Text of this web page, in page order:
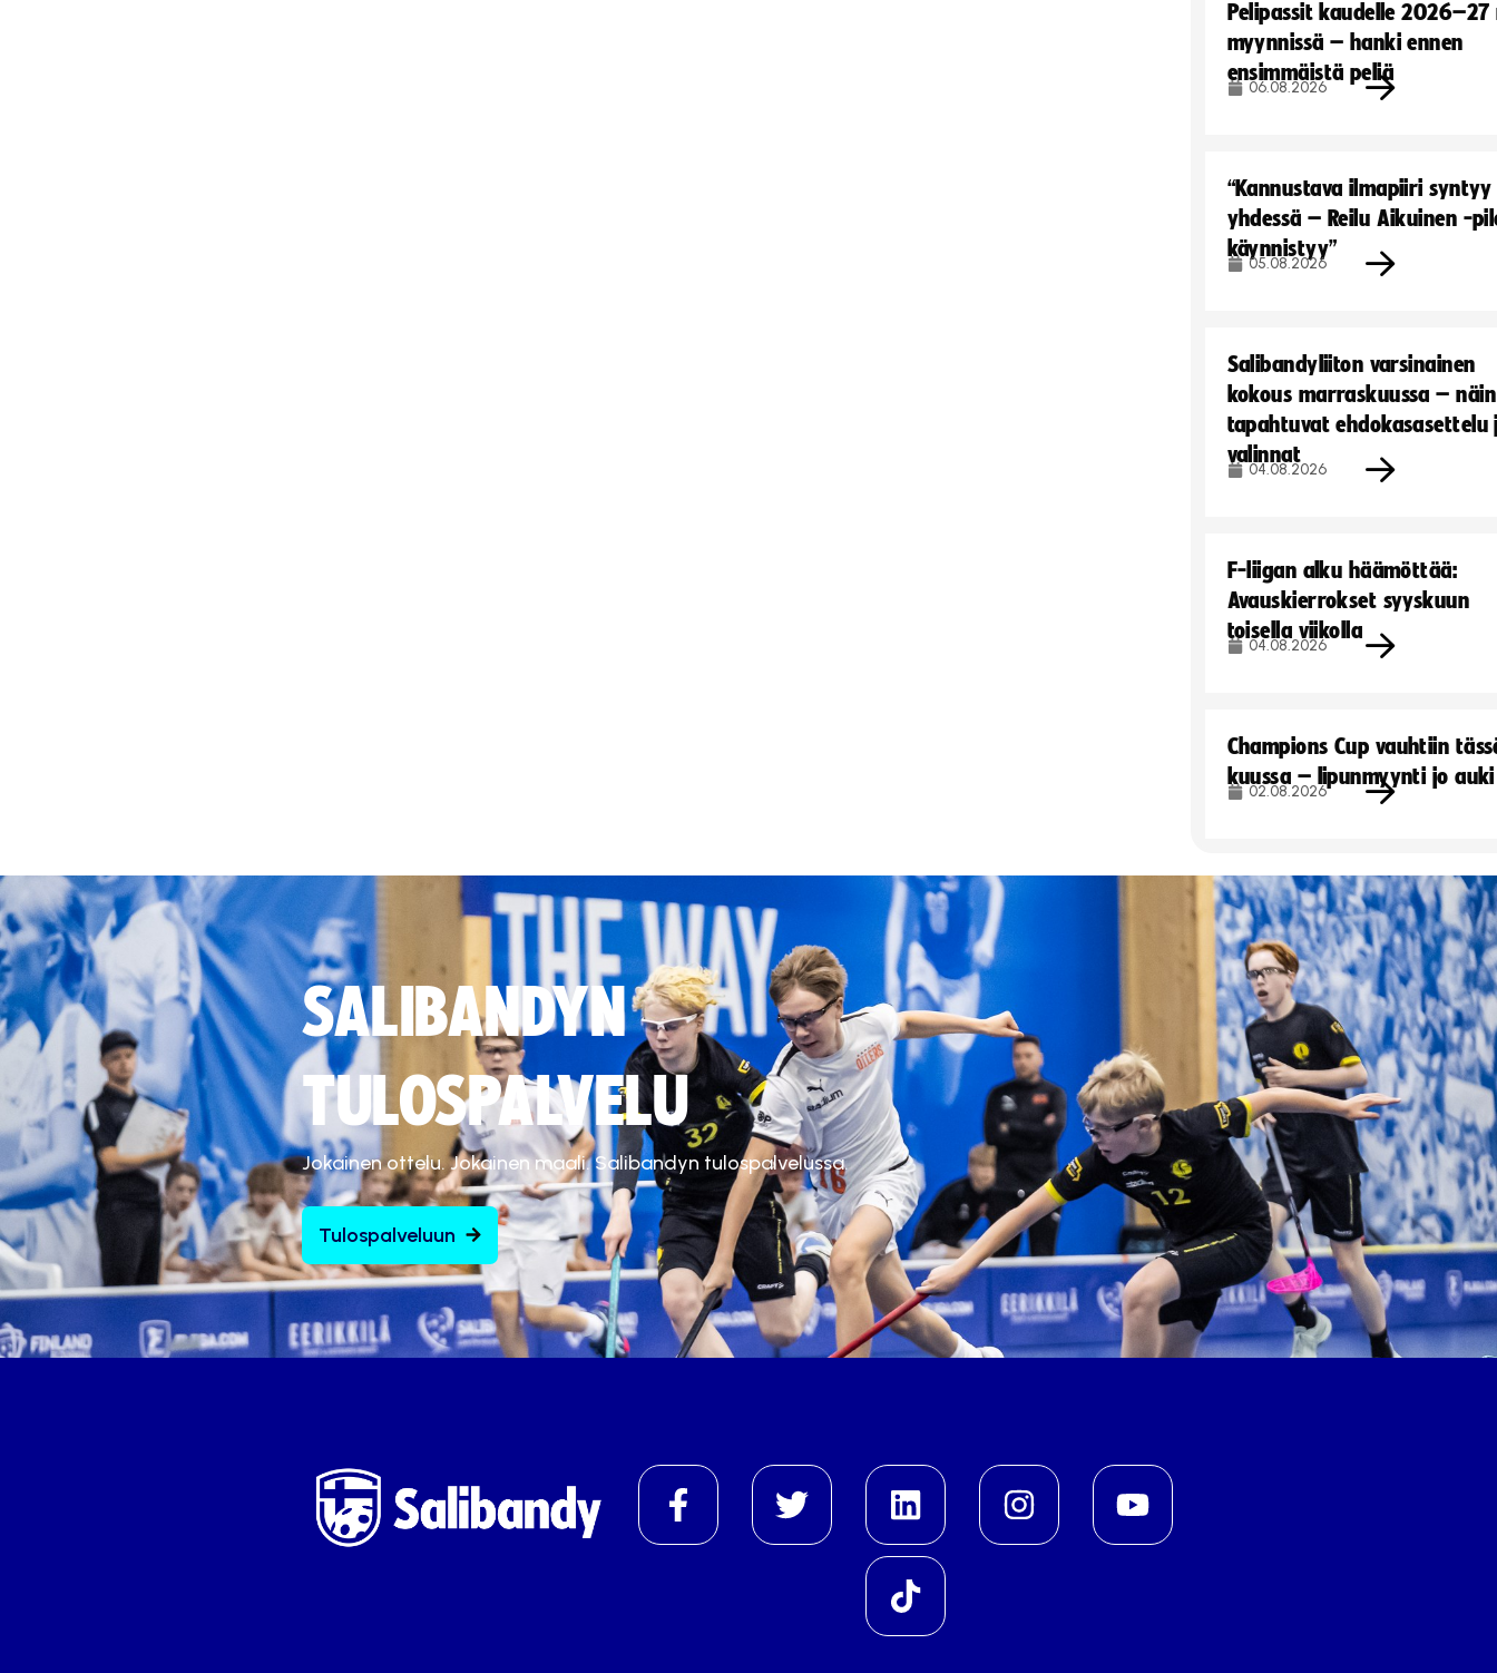
Pelipassit kaudelle
myynnissä – hanki ennen
ensimmäistä peliä
06.08.2026
“Kannustava ilmapiiri syntyy
yhdessä – Reilu Aikuinen -
käynnistyy”
05.08.2026
Salibandyliiton varsinainen
kokous marraskuussa – näin
tapahtuvat ehdokasasettelu
valinnat
04.08.2026
F-liigan alku häämöttää:
Avauskierrokset syyskuun
toisella viikolla
04.08.2026
Champions Cup vauhtiin
kuussa – lipunmyynti jo auki
02.08.2026
SALIBANDYN
TULOSPALVELU
Jokainen ottelu. Jokainen maali. Salibandyn tulospalvelussa.
Tulospalveluun